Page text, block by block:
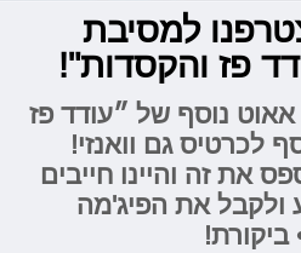
למסיבת
פז והקסדות"!
נוסף של ״עודד פז
לכרטיס גם וואנזי!
את זה והיינו חייבים
ולקבל את הפיג'מה